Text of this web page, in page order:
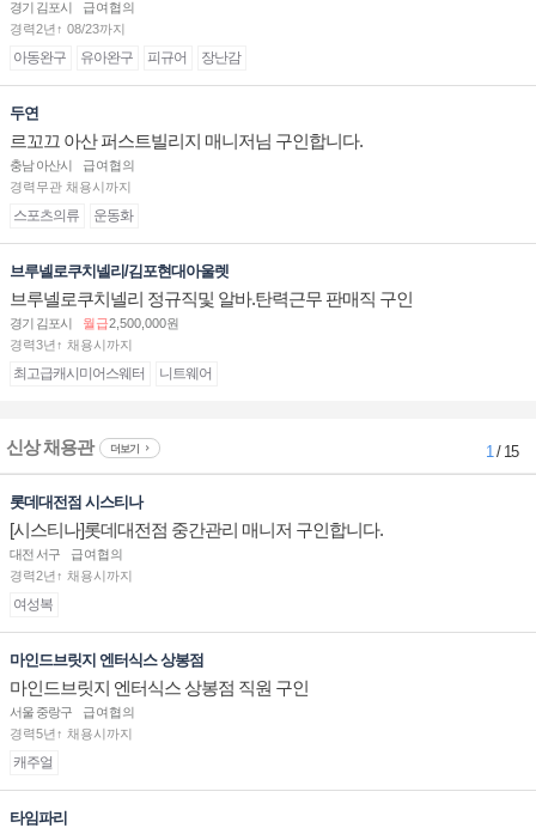
십니다.
경기 김포시
급여협의
경력2년↑ 08/23까지
아동완구 유아완구 피규어 장난감
두연
르꼬끄 아산 퍼스트빌리지 매니저님 구인합니다.
충남 아산시
급여협의
경력무관 채용시까지
스포츠의류 운동화
브루넬로쿠치넬리/김포현대아울렛
브루넬로쿠치넬리 정규직및 알바.탄력근무 판매직 구인
경기 김포시 월급2,500,000원
경력3년↑ 채용시까지
최고급캐시미어스웨터 니트웨어
신상 채용관 더보기 1/ 15
롯데대전점 시스티나
[시스티나]롯데대전점 중간관리 매니저 구인합니다.
대전 서구
급여협의
경력2년↑ 채용시까지
여성복
마인드브릿지 엔터식스 상봉점
마인드브릿지 엔터식스 상봉점 직원 구인
서울 중랑구
급여협의
경력5년↑ 채용시까지
캐주얼
타임파리